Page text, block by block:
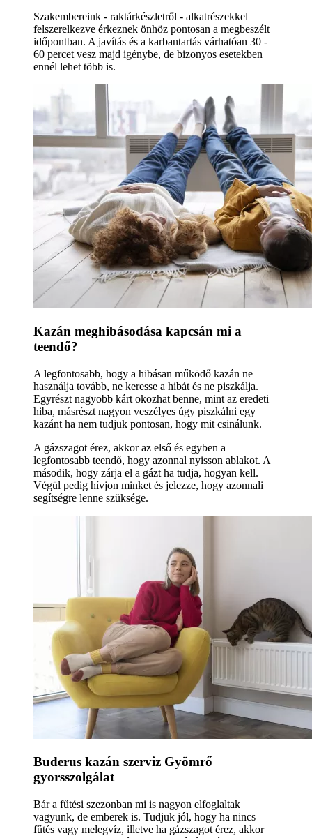
Szakembereink - raktárkészletről - alkatrészekkel
felszerelkezve érkeznek önhöz pontosan a megbeszélt
időpontban. A javítás és a karbantartás várhatóan 30 -
60 percet vesz majd igénybe, de bizonyos esetekben
ennél lehet több is.
Kazán meghibásodása kapcsán mi a
teendő?
A legfontosabb, hogy a hibásan működő kazán ne
használja tovább, ne keresse a hibát és ne piszkálja.
Egyrészt nagyobb kárt okozhat benne, mint az eredeti
hiba, másrészt nagyon veszélyes úgy piszkálni egy
kazánt ha nem tudjuk pontosan, hogy mit csinálunk.
A gázszagot érez, akkor az első és egyben a
legfontosabb teendő, hogy azonnal nyisson ablakot. A
második, hogy zárja el a gázt ha tudja, hogyan kell.
Végül pedig hívjon minket és jelezze, hogy azonnali
segítségre lenne szüksége.
Buderus kazán szerviz Gyömrő
gyorsszolgálat
Bár a fűtési szezonban mi is nagyon elfoglaltak
vagyunk, de emberek is. Tudjuk jól, hogy ha nincs
fűtés vagy melegvíz, illetve ha gázszagot érez, akkor